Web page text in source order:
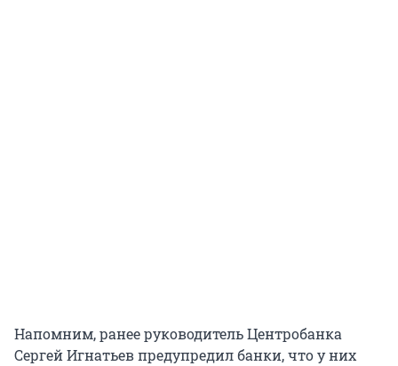
Напомним, ранее руководитель Центробанка
Сергей Игнатьев предупредил банки, что у них